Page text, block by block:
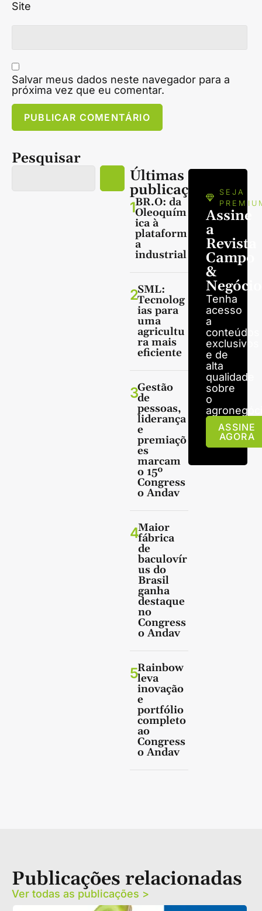
Site
Salvar meus dados neste navegador para a
próxima vez que eu comentar.
Pesquisar
Últimas
publicações
1BR.O: da
Oleoquím
ica à
plataform
a
industrial
2SML:
Tecnolog
ias para
uma
agricultu
ra mais
eficiente
3Gestão
de
pessoas,
liderança
e
premiaçõ
es
marcam
o 15º
Congress
o Andav
4Maior
fábrica
de
baculovír
us do
Brasil
ganha
destaque
no
Congress
o Andav
5Rainbow
leva
inovação
e
portfólio
completo
ao
Congress
o Andav
SEJA
Assine
a
Revista
Campo
&
Tenha
acesso
a
conteúdos
exclusivos
e de
alta
qualidade
sobre
o
ASSINE
AGORA
Publicações relacionadas
Ver todas as publicações >